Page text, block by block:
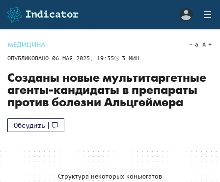
МЕДИЦИНА
ОПУБЛИКОВАНО 06 МАЯ 2025, 19:55 3 МИН.
a A
Созданы новые мультитаргетные
агенты-кандидаты в препараты
против болезни Альцгеймера
Обсудить
Структура некоторых коньюгатов